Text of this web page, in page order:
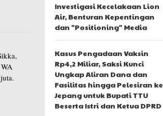
Investigasi Kecelakaan Lion
Air, Benturan Kepentingan
dan "Positioning" Media
Kasus Pengadaan Vaksin
Rp4,2 Miliar, Saksi Kunci
Ungkap Aliran Dana dan
Fasilitas hingga Pelesiran ke
Jepang untuk Bupati TTU
Beserta Istri dan Ketua DPRD